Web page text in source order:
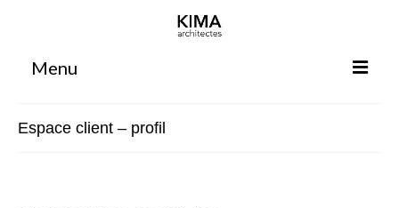
Menu
Espace client – profil